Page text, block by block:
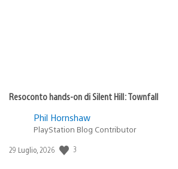
Resoconto hands-on di Silent Hill: Townfall
Phil Hornshaw
PlayStation Blog Contributor
Data
29 Luglio, 2026 3